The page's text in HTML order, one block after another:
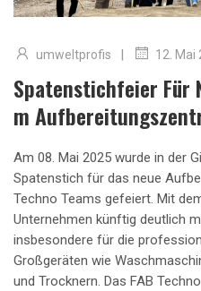
umweltprofis | 12. Mai
Spatenstichfeier Für
M
Am 08. Mai 2025 wurde in der
Spatenstich für das neue
Techno Teams gefeiert. Mit
Unternehmen künftig deutlich
insbesondere für die
Großgeräten wie
und Trocknern. Das FAB